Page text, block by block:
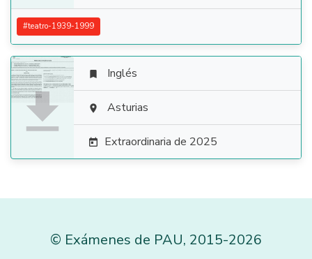
#teatro-1939-1999

 Inglés
 Asturias
 Extraordinaria de 2025
© Exámenes de PAU, 2015-2026